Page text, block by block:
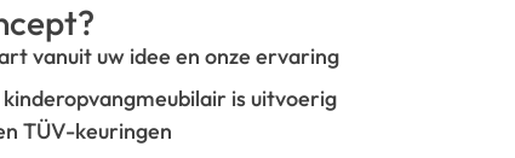
vanuit uw idee en onze ervaring
kinderopvangmeubilair is uitvoerig
TÜV-keuringen